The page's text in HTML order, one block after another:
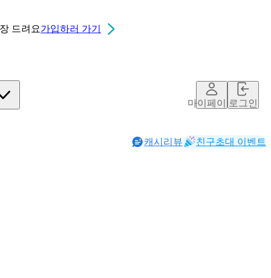
드려요가입하러 가기
마이페이지로그인
캐시리뷰 친구초대 이벤트